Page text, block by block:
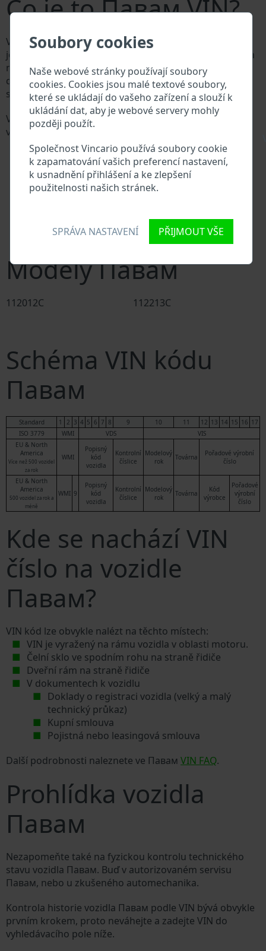
Soubory cookies
Naše webové stránky používají soubory
cookies. Cookies jsou malé textové soubory,
které se ukládají do vašeho zařízení a slouží k
ukládání dat, aby je webové servery mohly
později použít.
Společnost Vincario používá soubory cookie
k zapamatování vašich preferencí nastavení,
k usnadnění přihlášení a ke zlepšení
použitelnosti našich stránek.
SPRÁVA NASTAVENÍ PŘIJMOUT VŠE
Co je to Павам VIN?
Výrobce vozů Павам přiděluje každému vozidlu
jedinečné identifikační číslo zvané Vehicle Identification
number (VIN). VIN se skládá ze znaků a čísel o celkové
délce 17 znaků, do kterých ze zakódovaná základní
specifikaci vozidla.
Všechny databáze v automobilovém průmyslu
vyhledávají prostřednictvím VIN:
Databáze výrobce Павам
Databáze dovozců/vývozců Павам
Databáze prodejců Павам
Dodavatelé náhradních dílů a autoservisy Павам
Národní registr vozidel
Databáze pojišťoven
Databáze soukromých společností
Modely Павам
112012C 112213C
Schéma VIN kódu
Павам
Standard 1 2 3 4 5 6 7 8 9 10 11 12 13 14 15 16 17
ISO 3779
WMI VDS
VIS
EU & North
America
Více než 500 vozidel
za rok
WMI
Popisný
kód
vozidla
Kontrolní
číslice
Modelový
rok
Továrna
Pořadové výrobní
číslo
EU & North
America
500 vozidel za rok a
méně
WMI 9
Popisný
kód
vozidla
Kontrolní
číslice
Modelový
rok
Továrna
Kód
výrobce
Pořadové
výrobní
číslo
Kde se nachází VIN
číslo na vozidle
Павам?
VIN kód lze obvykle nalézt na těchto místech:
VIN je vyražený na rámu vozidla v oblasti motoru.
Čelní sklo ve spodním rohu na straně řidiče
Dveřní rám na straně řidiče
V dokumentech k vozidlu
Doklady o registraci vozidla (velký a malý
technický průkaz)
Kupní smlouva
Pojistná nebo leasingová smlouva
Další podrobnosti naleznete ve Павам VIN FAQ.
Prohlídka vozidla
Павам
Nezapomeňte také na fyzickou kontrolu technického
stavu vozidla Павам. Buď v autorizovaném servisu
Павам, nebo u zkušeného automechanika.
Kontrola historie vozidla Павам podle VIN bývá obvykle
prvním krokem, proto neváhejte a zadejte VIN do
vyhledávacího pole níže.